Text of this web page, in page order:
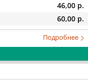
46,00 р.
60,00 р.
Подробнее